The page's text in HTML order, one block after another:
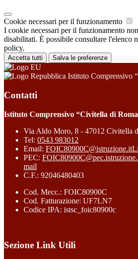
Cookie necessari per il funzionamento
I cookie necessari per il funzionamento
disabilitati. È possibile consultare l'elenco
policy.
Accetta tutti Salva le preferenze
Istituto Comprensivo
Contatti
Istituto Comprensivo “Civitella di
Via Aldo Moro, 8 - 47012 Civitella
Tel: 0543 983012
Email: FOIC80900C@istruzione.it
PEC:
mail
C.F.: 92046480403
Cod. Mecc.: FOIC80900C
Cod. Fatturazione: UF7LN7
Codice IPA: istsc_foic80900c
Sezione Link Utili